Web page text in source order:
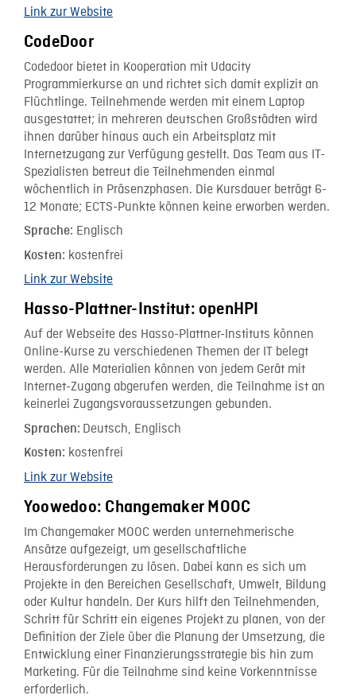
Link zur Website
CodeDoor
Codedoor bietet in Kooperation mit Udacity
Programmierkurse an und richtet sich damit explizit an
Flüchtlinge. Teilnehmende werden mit einem Laptop
ausgestattet; in mehreren deutschen Großstädten wird
ihnen darüber hinaus auch ein Arbeitsplatz mit
Internetzugang zur Verfügung gestellt. Das Team aus IT-
Spezialisten betreut die Teilnehmenden einmal
wöchentlich in Präsenzphasen. Die Kursdauer beträgt 6-
12 Monate; ECTS-Punkte können keine erworben werden.
Sprache: Englisch
Kosten: kostenfrei
Link zur Website
Hasso-Plattner-Institut: openHPI
Auf der Webseite des Hasso-Plattner-Instituts können
Online-Kurse zu verschiedenen Themen der IT belegt
werden. Alle Materialien können von jedem Gerät mit
Internet-Zugang abgerufen werden, die Teilnahme ist an
keinerlei Zugangsvoraussetzungen gebunden.
Sprachen: Deutsch, Englisch
Kosten: kostenfrei
Link zur Website
Yoowedoo: Changemaker MOOC
Im Changemaker MOOC werden unternehmerische
Ansätze aufgezeigt, um gesellschaftliche
Herausforderungen zu lösen. Dabei kann es sich um
Projekte in den Bereichen Gesellschaft, Umwelt, Bildung
oder Kultur handeln. Der Kurs hilft den Teilnehmenden,
Schritt für Schritt ein eigenes Projekt zu planen, von der
Definition der Ziele über die Planung der Umsetzung, die
Entwicklung einer Finanzierungsstrategie bis hin zum
Marketing. Für die Teilnahme sind keine Vorkenntnisse
erforderlich.